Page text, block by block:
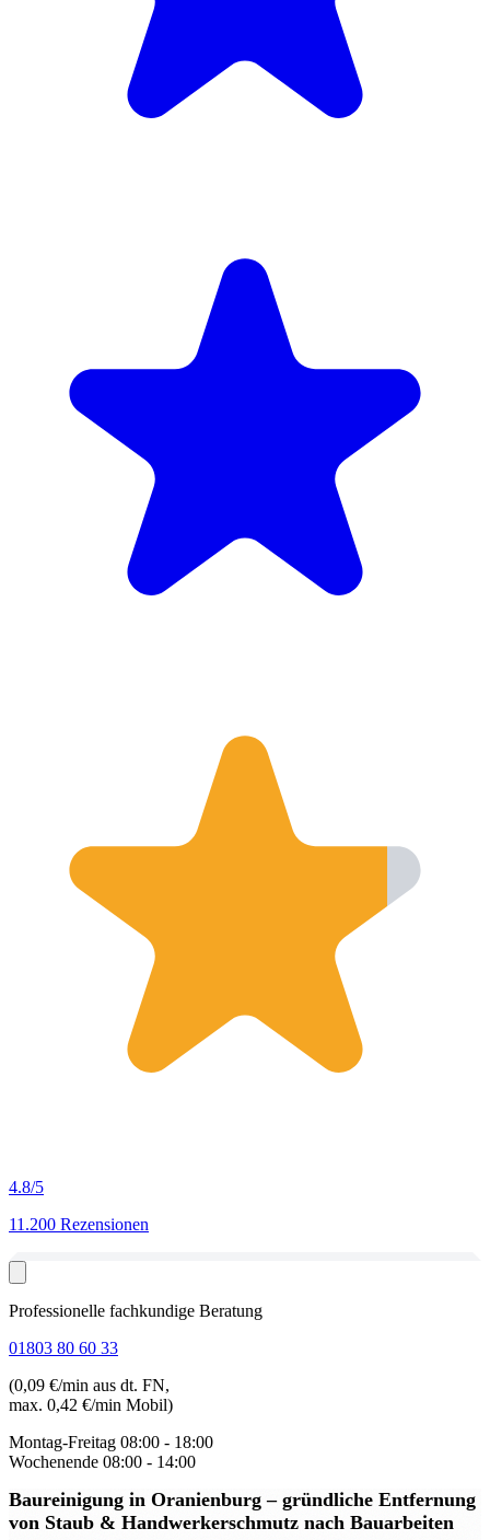
4.8/5
11.200 Rezensionen
Professionelle fachkundige Beratung
01803 80 60 33
(0,09 €/min aus dt. FN,
max. 0,42 €/min Mobil)
Montag-Freitag 08:00 - 18:00
Wochenende 08:00 - 14:00
Baureinigung in Oranienburg– gründliche Entfernung
von Staub & Handwerkerschmutz nach Bauarbeiten